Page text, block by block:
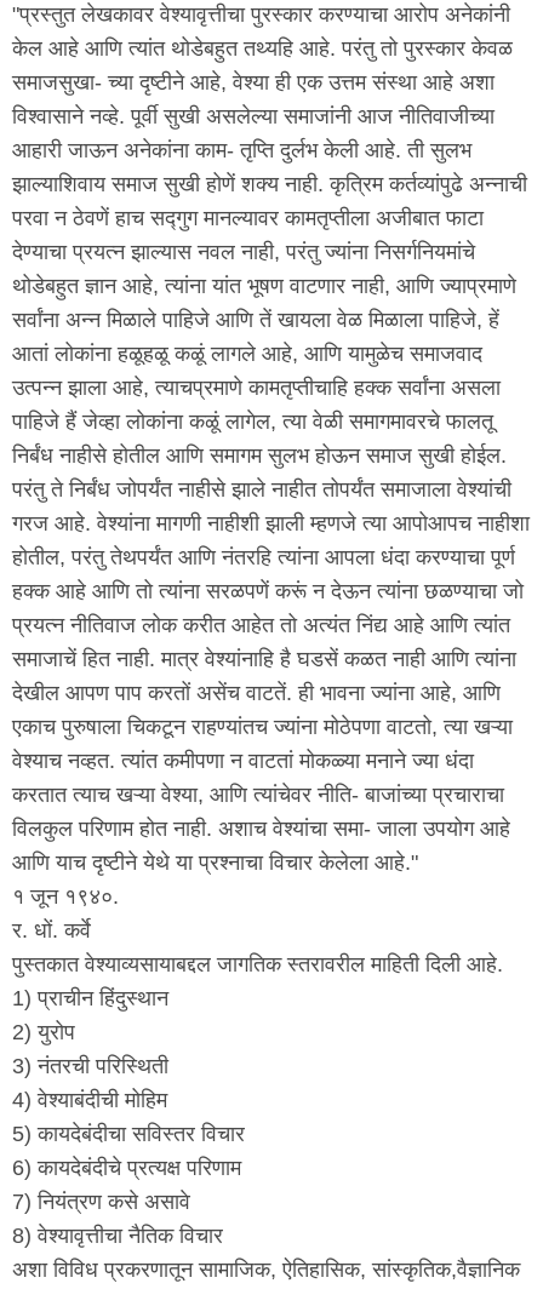
"प्रस्तुत लेखकावर वेश्यावृत्तीचा पुरस्कार करण्याचा आरोप अनेकांनी
केल आहे आणि त्यांत थोडेबहुत तथ्यहि आहे. परंतु तो पुरस्कार केवळ
समाजसुखा- च्या दृष्टीने आहे, वेश्या ही एक उत्तम संस्था आहे अशा
विश्वासाने नव्हे. पूर्वी सुखी असलेल्या समाजांनी आज नीतिवाजीच्या
आहारी जाऊन अनेकांना काम- तृप्ति दुर्लभ केली आहे. ती सुलभ
झाल्याशिवाय समाज सुखी होणें शक्य नाही. कृत्रिम कर्तव्यांपुढे अन्नाची
परवा न ठेवणें हाच सद्गुग मानल्यावर कामतृप्तीला अजीबात फाटा
देण्याचा प्रयत्न झाल्यास नवल नाही, परंतु ज्यांना निसर्गनियमांचे
थोडेबहुत ज्ञान आहे, त्यांना यांत भूषण वाटणार नाही, आणि ज्याप्रमाणे
सर्वांना अन्न मिळाले पाहिजे आणि तें खायला वेळ मिळाला पाहिजे, हें
आतां लोकांना हळूहळू कळूं लागले आहे, आणि यामुळेच समाजवाद
उत्पन्न झाला आहे, त्याचप्रमाणे कामतृप्तीचाहि हक्क सर्वांना असला
पाहिजे हैं जेव्हा लोकांना कळूं लागेल, त्या वेळी समागमावरचे फालतू
निर्बंध नाहीसे होतील आणि समागम सुलभ होऊन समाज सुखी होईल.
परंतु ते निर्बंध जोपर्यंत नाहीसे झाले नाहीत तोपर्यंत समाजाला वेश्यांची
गरज आहे. वेश्यांना मागणी नाहीशी झाली म्हणजे त्या आपोआपच नाहीशा
होतील, परंतु तेथपर्यंत आणि नंतरहि त्यांना आपला धंदा करण्याचा पूर्ण
हक्क आहे आणि तो त्यांना सरळपणें करूं न देऊन त्यांना छळण्याचा जो
प्रयत्न नीतिवाज लोक करीत आहेत तो अत्यंत निंद्य आहे आणि त्यांत
समाजाचें हित नाही. मात्र वेश्यांनाहि है घडसें कळत नाही आणि त्यांना
देखील आपण पाप करतों असेंच वाटतें. ही भावना ज्यांना आहे, आणि
एकाच पुरुषाला चिकटून राहण्यांतच ज्यांना मोठेपणा वाटतो, त्या खऱ्या
वेश्याच नव्हत. त्यांत कमीपणा न वाटतां मोकळ्या मनाने ज्या धंदा
करतात त्याच खऱ्या वेश्या, आणि त्यांचेवर नीति- बाजांच्या प्रचाराचा
विलकुल परिणाम होत नाही. अशाच वेश्यांचा समा- जाला उपयोग आहे
आणि याच दृष्टीने येथे या प्रश्नाचा विचार केलेला आहे."
१ जून १९४०.
र. धों. कर्वे
पुस्तकात वेश्याव्यसायाबद्दल जागतिक स्तरावरील माहिती दिली आहे.
1) प्राचीन हिंदुस्थान
2) युरोप
3) नंतरची परिस्थिती
4) वेश्याबंदीची मोहिम
5) कायदेबंदीचा सविस्तर विचार
6) कायदेबंदीचे प्रत्यक्ष परिणाम
7) नियंत्रण कसे असावे
8) वेश्यावृत्तीचा नैतिक विचार
अशा विविध प्रकरणातून सामाजिक, ऐतिहासिक, सांस्कृतिक,वैज्ञानिक